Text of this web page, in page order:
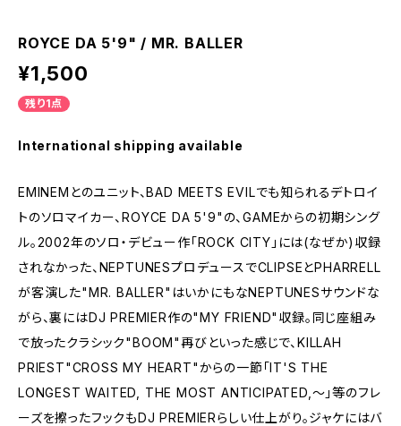
ROYCE DA 5'9" / MR. BALLER
¥1,500
残り1点
International shipping available
EMINEMとのユニット、BAD MEETS EVILでも知られるデトロイ
トのソロマイカー、ROYCE DA 5'9"の、GAMEからの初期シング
ル。2002年のソロ・デビュー作「ROCK CITY」には(なぜか)収録
されなかった、NEPTUNESプロデュースでCLIPSEとPHARRELL
が客演した"MR. BALLER"はいかにもなNEPTUNESサウンドな
がら、裏にはDJ PREMIER作の"MY FRIEND"収録。同じ座組み
で放ったクラシック"BOOM"再びといった感じで、KILLAH
PRIEST"CROSS MY HEART"からの一節「IT'S THE
LONGEST WAITED, THE MOST ANTICIPATED,〜」等のフレ
ーズを擦ったフックもDJ PREMIERらしい仕上がり。ジャケにはバ